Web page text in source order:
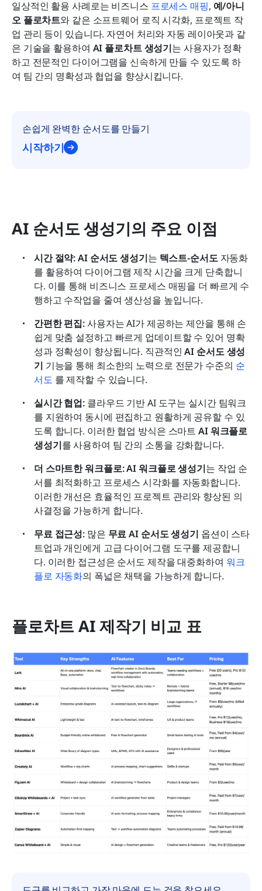
일상적인 활용 사례로는 비즈니스 프로세스 매핑, 예/아니
오 플로차트와 같은 소프트웨어 로직 시각화, 프로젝트 작
업 관리 등이 있습니다. 자연어 처리와 자동 레이아웃과 같
은 기술을 활용하여 AI 플로차트 생성기는 사용자가 정확
하고 전문적인 다이어그램을 신속하게 만들 수 있도록 하
여 팀 간의 명확성과 협업을 향상시킵니다.
손쉽게 완벽한 순서도를 만들기
시작하기
AI 순서도 생성기의 주요 이점
시간 절약:AI 순서도 생성기는 텍스트-순서도 자동화
를 활용하여 다이어그램 제작 시간을 크게 단축합니
다. 이를 통해 비즈니스 프로세스 매핑을 더 빠르게 수
행하고 수작업을 줄여 생산성을 높입니다.
간편한 편집: 사용자는 AI가 제공하는 제안을 통해 손
쉽게 맞춤 설정하고 빠르게 업데이트할 수 있어 명확
성과 정확성이 향상됩니다. 직관적인 AI 순서도 생성
기 기능을 통해 최소한의 노력으로 전문가 수준의 순
서도 를 제작할 수 있습니다.
실시간 협업: 클라우드 기반 AI 도구는 실시간 팀워크
를 지원하여 동시에 편집하고 원활하게 공유할 수 있
도록 합니다. 이러한 협업 방식은 스마트 AI 워크플로
생성기를 사용하여 팀 간의 소통을 강화합니다.
더 스마트한 워크플로: AI 워크플로 생성기는 작업 순
서를 최적화하고 프로세스 시각화를 자동화합니다.
이러한 개선은 효율적인 프로젝트 관리와 향상된 의
사결정을 가능하게 합니다.
무료 접근성: 많은 무료 AI 순서도 생성기 옵션이 스타
트업과 개인에게 고급 다이어그램 도구를 제공합니
다. 이러한 접근성은 순서도 제작을 대중화하여 워크
플로 자동화의 폭넓은 채택을 가능하게 합니다.
플로차트 AI 제작기 비교 표